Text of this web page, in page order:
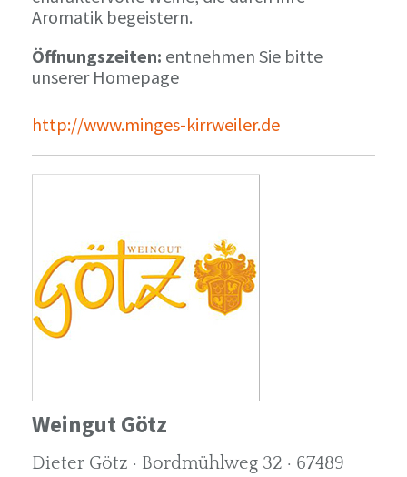
Aromatik begeistern.
Öffnungszeiten: entnehmen Sie bitte
unserer Homepage
http://www.minges-kirrweiler.de
Weingut Götz
Dieter Götz · Bordmühlweg 32 · 67489